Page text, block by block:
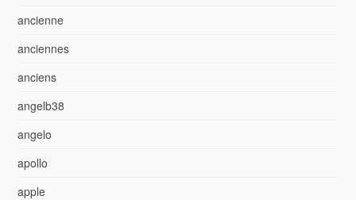
ancienne
anciennes
anciens
angelb38
angelo
apollo
apple